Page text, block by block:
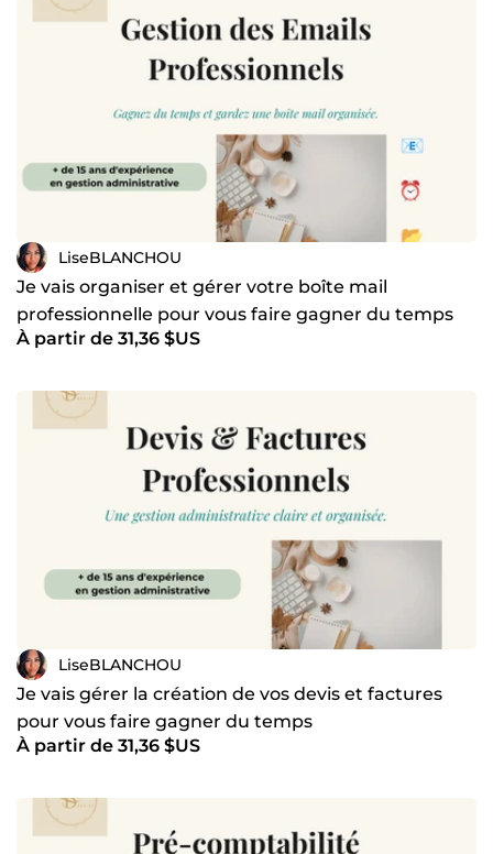
administratif. 📌 Vous souhaitez en savoir plus sur mon
parcours et découvrir mes conseils en gestion
administrative ? Retrouvez-moi en me recherchant « Lise
Blanchou » sur LinkedIn. Je reste disponible pour
compris pour les missions urgentes.
LiseBLANCHOU
Je vais organiser et gérer votre boîte mail
professionnelle pour vous faire gagner du temps
À partir de 31,36 $US
LiseBLANCHOU
Je vais gérer la création de vos devis et factures
pour vous faire gagner du temps
À partir de 31,36 $US